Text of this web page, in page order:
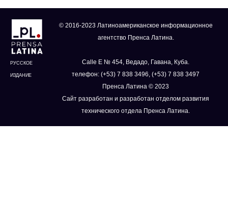
РУССКОЕ
ИЗДАНИЕ
© 2016-2023 Латиноамериканское информационное
агентство Пренса Латина.
Calle E № 454, Ведадо, Гавана, Куба.
телефон: (+53) 7 838 3496, (+53) 7 838 3497
Пренса Латина © 2023
Сайт разработан и разработан отделом развития
технического отдела Пренса Латина.